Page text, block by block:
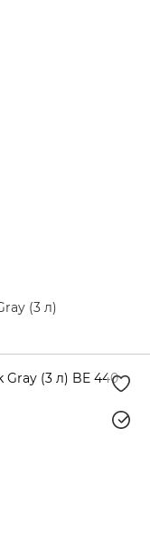
(3 л)